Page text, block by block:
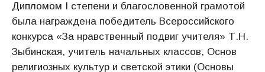
Дипломом I степени и благословенной грамотой
была награждена победитель Всероссийского
конкурса «За нравственный подвиг учителя» Т.Н.
Зыбинская, учитель начальных классов, Основ
религиозных культур и светской этики (Основы